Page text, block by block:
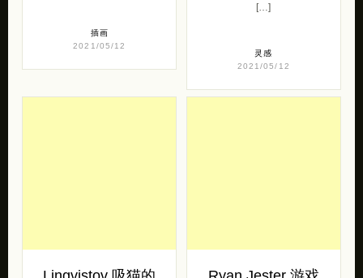
插画
2021/05/12
[…]
灵感
2021/05/12